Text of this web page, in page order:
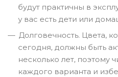
будут практичны в
у вас есть дети или
Долговечность. Цвета,
сегодня, должны быть
несколько лет, поэтому
каждого варианта и